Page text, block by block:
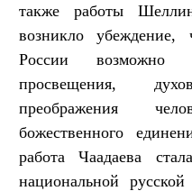
также работы
возникло убеждение,
России возможно
просвещения,
преображения
божественного
работа Чаадаева
национальной